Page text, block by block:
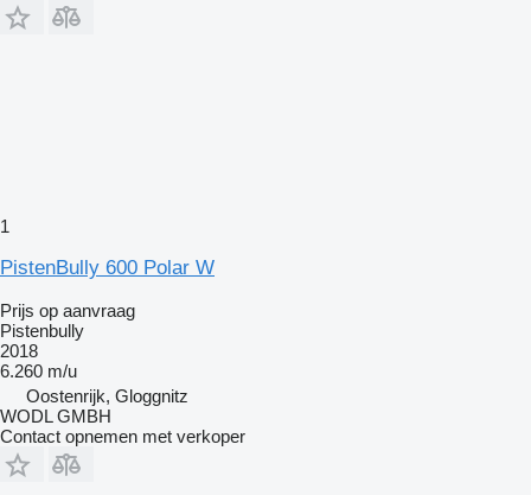
1
PistenBully 600 Polar W
Prijs op aanvraag
Pistenbully
2018
6.260 m/u
Oostenrijk, Gloggnitz
WODL GMBH
Contact opnemen met verkoper